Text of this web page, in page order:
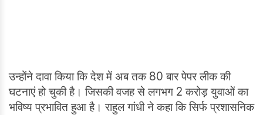
उन्होंने दावा किया कि देश में अब तक 80 बार पेपर लीक की
घटनाएं हो चुकी है। जिसकी वजह से लगभग 2 करोड़ युवाओं का
भविष्य प्रभावित हुआ है। राहुल गांधी ने कहा कि सिर्फ प्रशासनिक